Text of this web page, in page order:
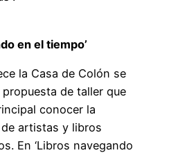
en el tiempo’
la Casa de Colón se
de taller que
conocer la
artistas y libros
En ‘Libros navegando